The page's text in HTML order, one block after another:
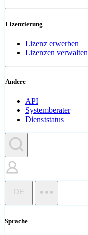
Lizenzierung
Lizenz erwerben
Lizenzen verwalten
Andere
API
Systemberater
Dienststatus
DE
Sprache